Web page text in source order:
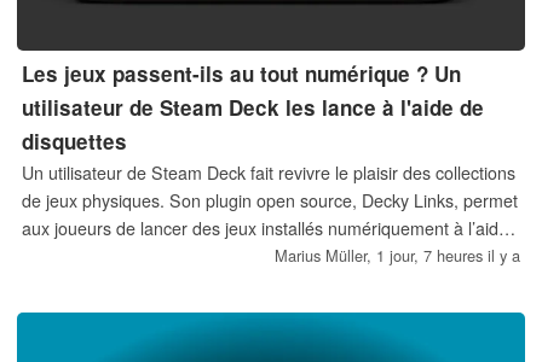
Les jeux passent-ils au tout numérique ? Un
utilisateur de Steam Deck les lance à l'aide de
disquettes
Un utilisateur de Steam Deck fait revivre le plaisir des collections
de jeux physiques. Son plugin open source, Decky Links, permet
aux joueurs de lancer des jeux installés numériquement à l’aide
de disquettes, de balises NFC, de codes QR ou de clés USB.
tangibles donnant accès à une bibliothèque Steam.
Marius Müller, 1 jour, 7 heures il y a